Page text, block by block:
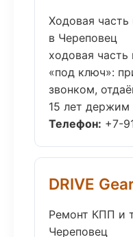
Ходовая часть
в Череповец
ходовая часть
«под ключ»:
звонком,
15 лет держим
Телефон: +7-
DRIVE
Ремонт КПП и
Череповец